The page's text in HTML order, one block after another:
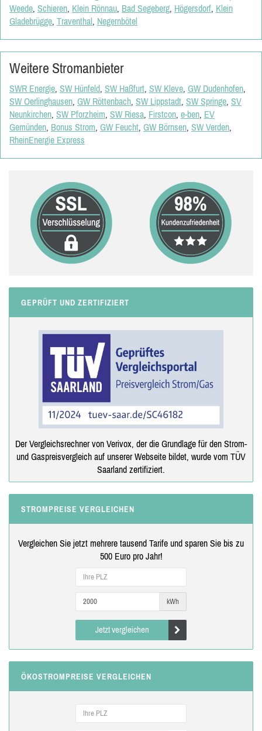
Weede, Schieren, Klein Rönnau, Bad Segeberg, Högersdorf, Klein
Gladebrügge, Traventhal, Negernbötel
Weitere Stromanbieter
SWR Energie, SW Hünfeld, SW Haßfurt, SW Kleve, GW Dudenhofen,
SW Oerlinghausen, GW Röttenbach, SW Lippstadt, SW Springe, SV
Neunkirchen, SW Pforzheim, SW Riesa, Firstcon, e-ben, EV
Gemünden, Bonus Strom, GW Feucht, GW Börnsen, SW Verden,
RheinEnergie Express
GEPRÜFT UND ZERTIFIZIERT
Der Vergleichsrechner von Verivox, der die Grundlage für den Strom-
und Gaspreisvergleich auf unserer Webseite bildet, wurde vom TÜV
Saarland zertifiziert.
STROMPREISE VERGLEICHEN
Vergleichen Sie jetzt mehrere tausend Tarife und sparen Sie bis zu
500 Euro pro Jahr!
kWh
Jetzt vergleichen
ÖKOSTROMPREISE VERGLEICHEN